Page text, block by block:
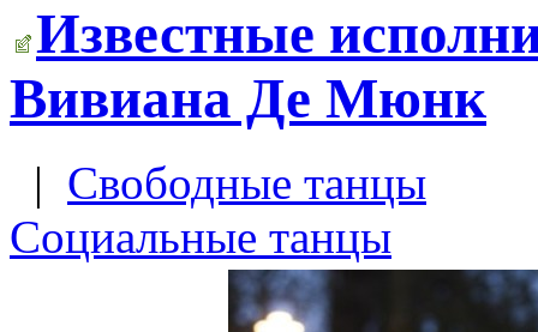
Известные
Вивиана Де Мюнк
| Свободные танцы
Социальные танцы